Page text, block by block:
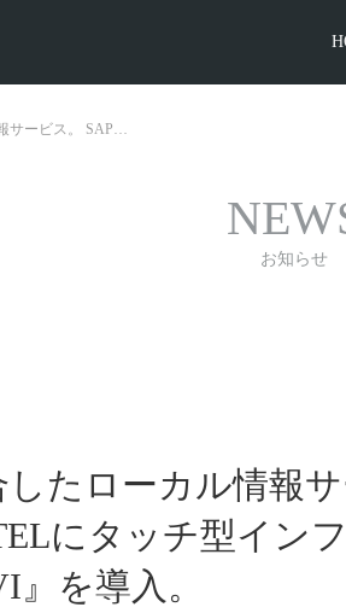
サービス。 SAP…
お知らせ
たローカル情報サ
にタッチ型イン
を導入。